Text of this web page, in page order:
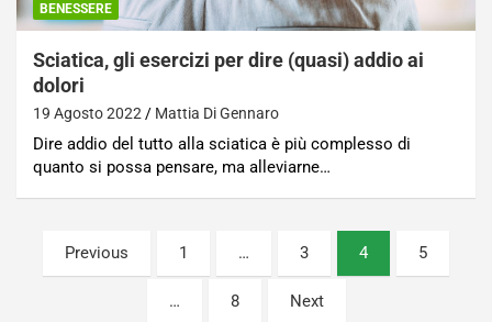
BENESSERE
Sciatica, gli esercizi per dire (quasi) addio ai
dolori
19 Agosto 2022 Mattia Di Gennaro
Dire addio del tutto alla sciatica è più complesso di
quanto si possa pensare, ma alleviarne…
Paginazione
degli
Previous 1 … 3 4 5
… 8 Next